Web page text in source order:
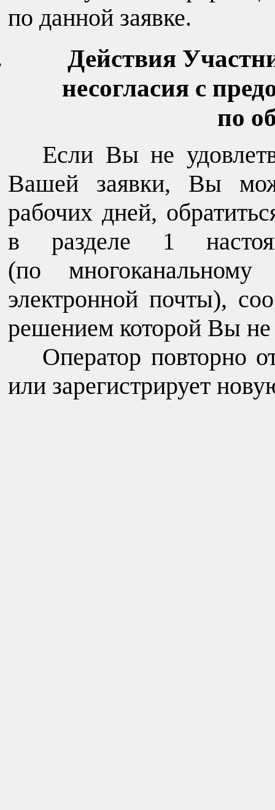
по данной заявке.
Действия
несогласия с
по
Если Вы не
Вашей заявки, Вы
рабочих дней,
в разделе 1
(по
электронной почты),
решением которой Вы не
Оператор повторно
или зарегистрирует